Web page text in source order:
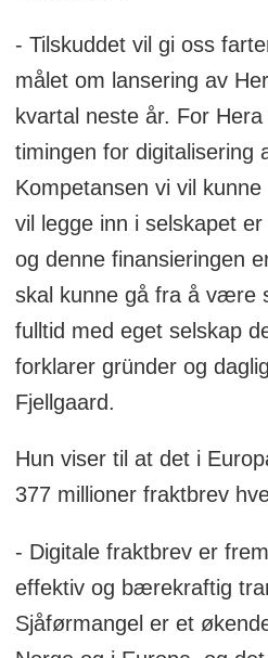
- Tilskuddet vil gi oss
målet om lansering av
kvartal neste år. For
timingen for digitalisering
Kompetansen vi vil
vil legge inn i selskapet
og denne finansieringen
skal kunne gå fra å være
fulltid med eget selskap
forklarer gründer og
Fjellgaard.
Hun viser til at det i
377 millioner fraktbrev
- Digitale fraktbrev er
effektiv og bærekraftig
Sjåførmangel er et